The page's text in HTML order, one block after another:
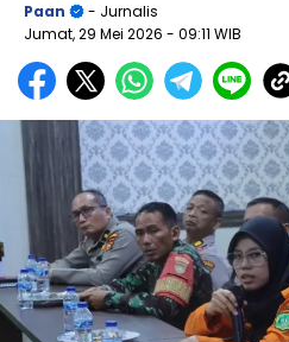
Paan
- Jurnalis
Jumat, 29 Mei 2026 - 09:11 WIB